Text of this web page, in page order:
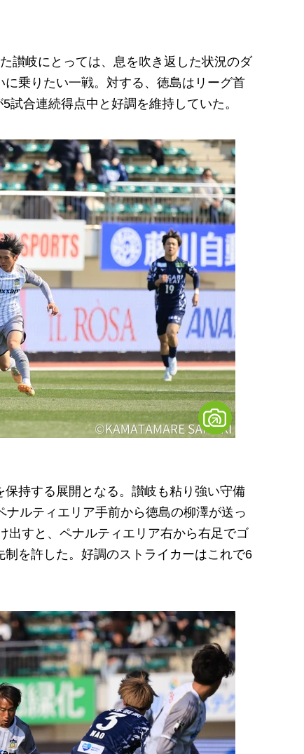
讃岐にとっては、息を吹き返した状況のダ
乗りたい一戦。対する、徳島はリーグ首
合連続得点中と好調を維持していた。
持する展開となる。讃岐も粘り強い守備
ルティエリア手前から徳島の柳澤が送っ
出すと、ペナルティエリア右から右足でゴ
を許した。好調のストライカーはこれで6